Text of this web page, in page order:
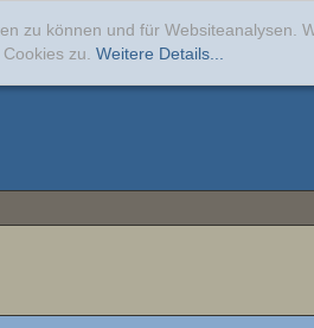
zu können und für Websiteanalysen.
zu. Weitere Details...